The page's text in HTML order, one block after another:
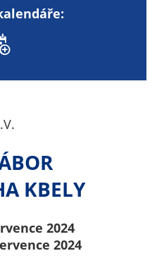
KBELY
2024
2024
technické
deaktivovány
Analytické
cookies
cookies nám
umožňují
měření